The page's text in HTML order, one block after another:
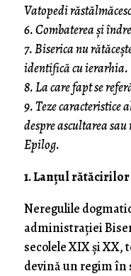
Vatopedi
6. Combaterea și
7. Biserica nu
identifică cu ierarhia.
8. La care fapt se
9. Teze caracteristice
despre ascultarea
Epilog.
1. Lanțul
Neregulile
administrației
secolele XIX și XX,
devină un regim în